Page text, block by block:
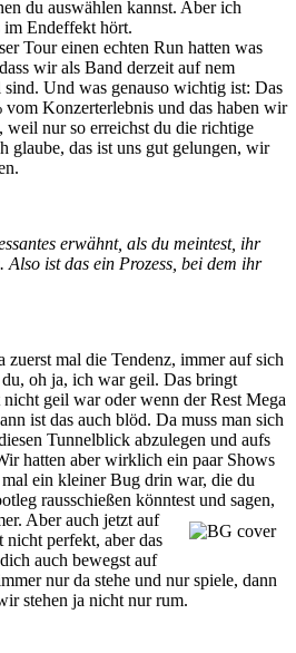
du auswählen kannst. Aber ich
im Endeffekt hört.
Tour einen echten Run hatten was
wir als Band derzeit auf nem
Und was genauso wichtig ist: Das
Konzerterlebnis und das haben wir
weil nur so erreichst du die richtige
glaube, das ist uns gut gelungen, wir
erwähnt, als du meintest, ihr
ist das ein Prozess, bei dem ihr
zuerst mal die Tendenz, immer auf sich
oh ja, ich war geil. Das bringt
geil war oder wenn der Rest Mega
ist das auch blöd. Da muss man sich
Tunnelblick abzulegen und aufs
hatten aber wirklich ein paar Shows
ein kleiner Bug drin war, die du
rausschießen könntest und sagen,
Aber auch jetzt auf
perfekt, aber das
auch bewegst auf
nur da stehe und nur spiele, dann
stehen ja nicht nur rum.